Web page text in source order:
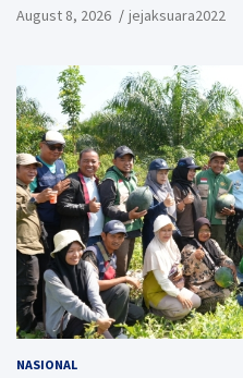
August 8, 2026 jejaksuara2022
NASIONAL